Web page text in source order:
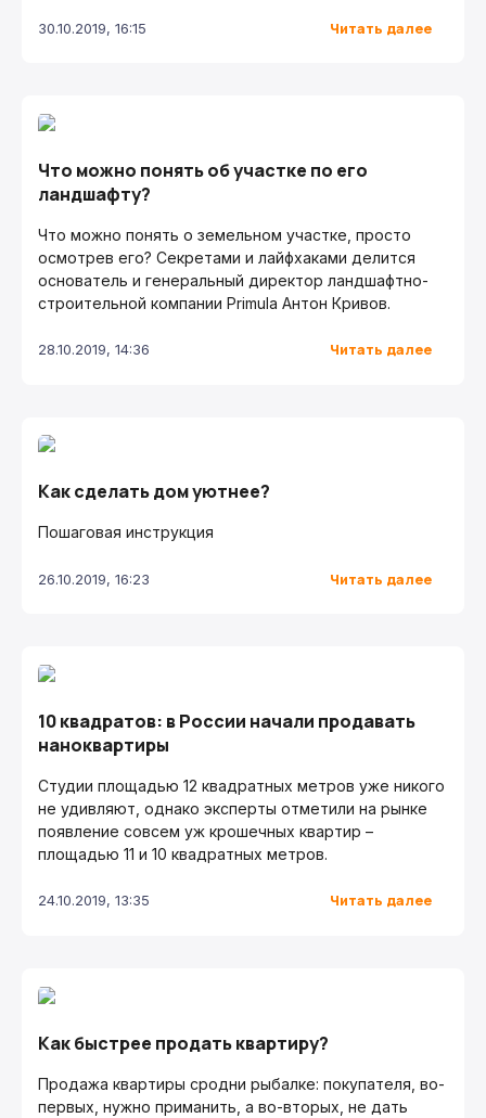
30.10.2019, 16:15 Читать далее
Что можно понять об участке по его
ландшафту?
Что можно понять о земельном участке, просто
осмотрев его? Секретами и лайфхаками делится
основатель и генеральный директор ландшафтно-
строительной компании Primula Антон Кривов.
28.10.2019, 14:36 Читать далее
Как сделать дом уютнее?
Пошаговая инструкция
26.10.2019, 16:23 Читать далее
10 квадратов: в России начали продавать
наноквартиры
Студии площадью 12 квадратных метров уже никого
не удивляют, однако эксперты отметили на рынке
появление совсем уж крошечных квартир –
площадью 11 и 10 квадратных метров.
24.10.2019, 13:35 Читать далее
Как быстрее продать квартиру?
Продажа квартиры сродни рыбалке: покупателя, во-
первых, нужно приманить, а во-вторых, не дать